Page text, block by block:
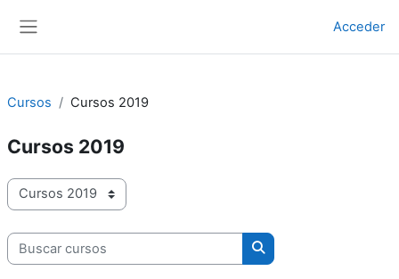
Acceder
Cursos Cursos 2019
Cursos 2019
Categorías
Buscar cursos
Buscar cursos